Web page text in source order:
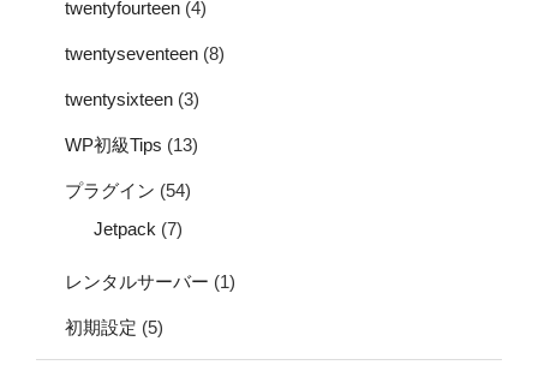
twentyfourteen (4)
twentyseventeen (8)
twentysixteen (3)
WP初級Tips (13)
プラグイン (54)
Jetpack (7)
レンタルサーバー (1)
初期設定 (5)